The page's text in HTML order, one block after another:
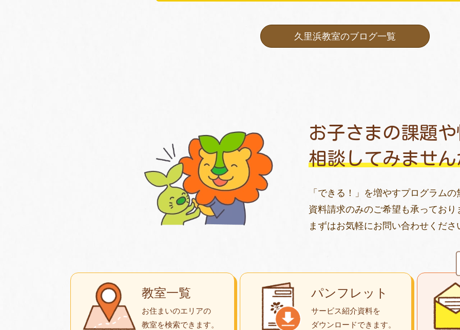
久里浜教室のブログ一覧
お子さまの課題
相談してみませ
「できる！」を増やすプログラム
資料請求のみのご希望も承っており
まずはお気軽にお問い合わせくださ
教室一覧
お住まいのエリアの
教室を検索できます。
パンフレット
サービス紹介資料を
ダウンロードできます。